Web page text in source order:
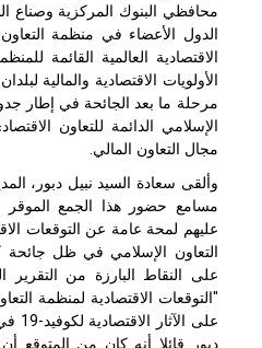
محافظي البنوك المركزية وصناع
الدول الأعضاء في منظمة التعاون
الاقتصادية العالمية القائمة
الأولويات الاقتصادية والمالية
مرحلة ما بعد الجائحة في إطار
الإسلامي الدائمة للتعاون
مجال التعاون المالي.
وألقى سعادة السيد نبيل دبور،
مسامع حضور هذا الجمع الموقر
عليهم لمحة عامة عن التوقعات
على النقاط البارزة من التقرير
على